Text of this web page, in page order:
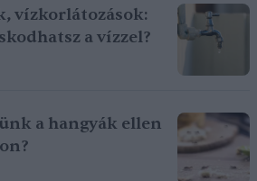
vízkorlátozások:
a vízzel?
a hangyák ellen